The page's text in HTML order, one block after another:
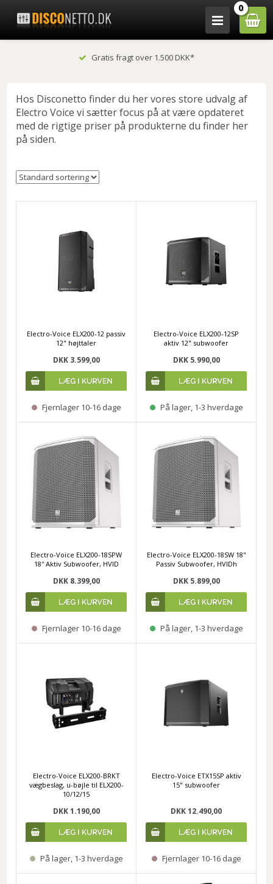
0
Gratis fragt over 1.500 DKK*
Hos Disconetto finder du her vores store udvalg af
Electro Voice vi sætter focus på at være opdateret
med de rigtige priser på produkterne du finder her
på siden.
Electro-Voice ELX200-12 passiv
12" højttaler
DKK 3.599,00
Fjernlager 10-16 dage
Electro-Voice ELX200-12SP
aktiv 12" subwoofer
DKK 5.990,00
På lager, 1-3 hverdage
Electro-Voice ELX200-18SPW
18'' Aktiv Subwoofer, HVID
DKK 8.399,00
Fjernlager 10-16 dage
Electro-Voice ELX200-18SW 18''
Passiv Subwoofer, HVIDh
DKK 5.899,00
På lager, 1-3 hverdage
Electro-Voice ELX200-BRKT
vægbeslag, u-bøjle til ELX200-
10/12/15
DKK 1.190,00
På lager, 1-3 hverdage
Electro-Voice ETX15SP aktiv
15" subwoofer
DKK 12.490,00
Fjernlager 10-16 dage